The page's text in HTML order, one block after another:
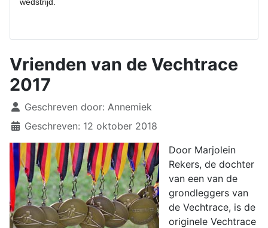
Vrienden van de Vechtrace
2017
Details
Geschreven door: Annemiek
Geschreven: 12 oktober 2018
Door Marjolein
Rekers, de dochter
van een van de
grondleggers van
de Vechtrace, is de
originele Vechtrace